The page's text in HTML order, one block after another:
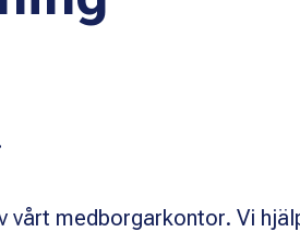
vårt medborgarkontor. Vi